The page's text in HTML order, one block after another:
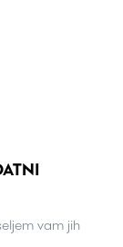
vam jih